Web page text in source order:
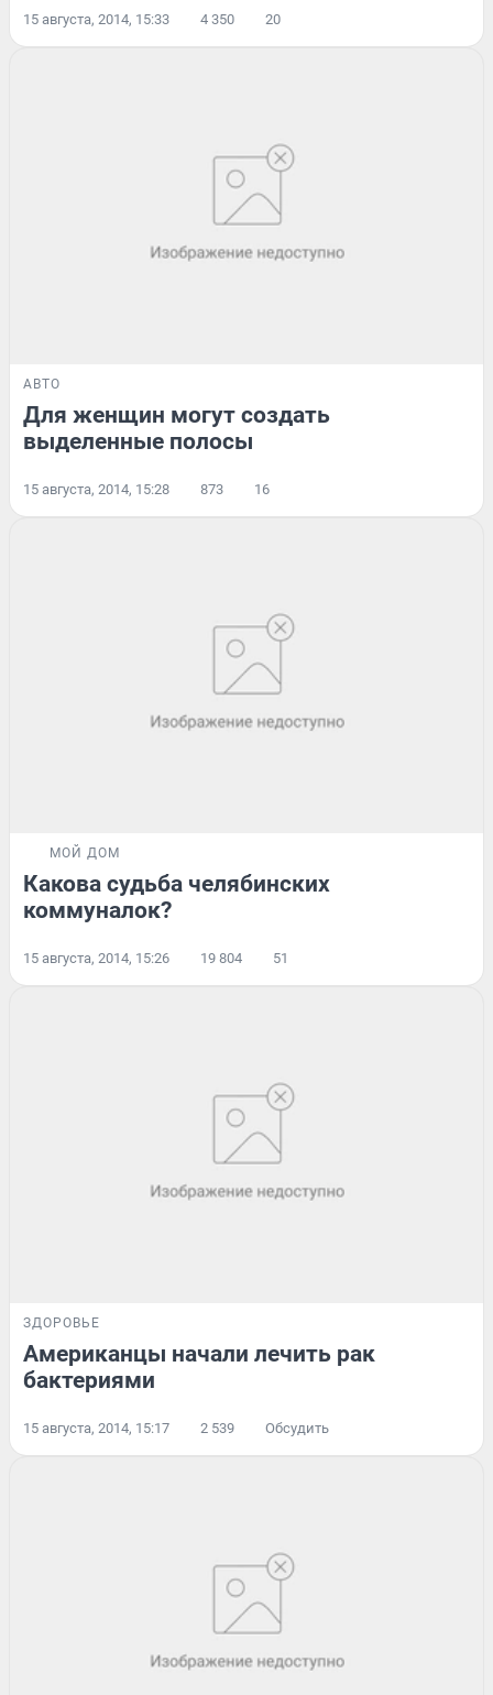
15 августа, 2014, 15:33 4 350 20
АВТО
Для женщин могут создать
выделенные полосы
15 августа, 2014, 15:28 873 16
МОЙ ДОМ
Какова судьба челябинских
коммуналок?
15 августа, 2014, 15:26 19 804 51
ЗДОРОВЬЕ
Американцы начали лечить рак
бактериями
15 августа, 2014, 15:17 2 539 Обсудить